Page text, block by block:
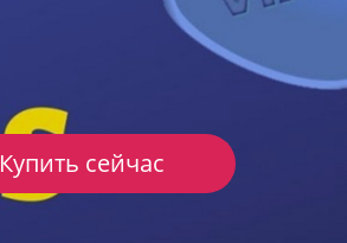
Купить сейчас